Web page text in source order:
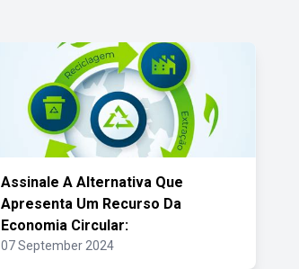
Assinale A Alternativa Que
Apresenta Um Recurso Da
Economia Circular:
07 September 2024